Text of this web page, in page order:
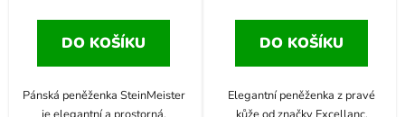
DO KOŠÍKU
Pánská peněženka SteinMeister
DO KOŠÍKU
Elegantní peněženka z pravé